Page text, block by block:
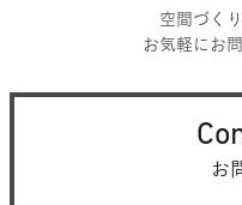
空間づく
お気軽にお
お